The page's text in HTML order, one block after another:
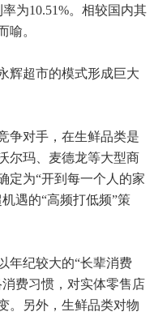
为10.51%。相较国内其
喻。
辉超市的模式形成巨大
争对手，在生鲜品类是
尔玛、麦德龙等大型商
定为“开到每一个人的家
遇的“高频打低频”策
年纪较大的“长辈消费
费习惯，对实体零售店
。另外，生鲜品类对物